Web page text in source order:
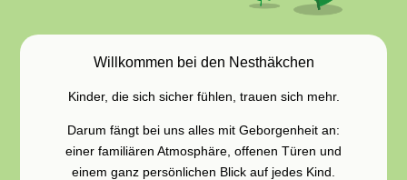
Willkommen bei den Nesthäkchen
Kinder, die sich sicher fühlen, trauen sich mehr.
Darum fängt bei uns alles mit Geborgenheit an:
einer familiären Atmosphäre, offenen Türen und
einem ganz persönlichen Blick auf jedes Kind.